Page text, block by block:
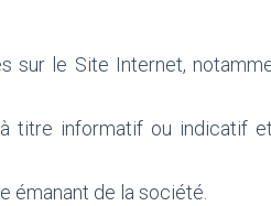
sur le Site Internet,
titre informatif ou indicatif
émanant de la société.